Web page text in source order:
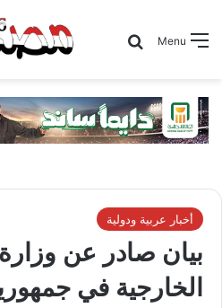
Menu
Search for
أخبار عربية ودولية
بيان صادر عن
الخارجية في